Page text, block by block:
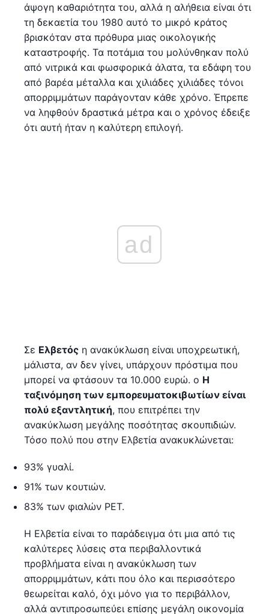
άψογη καθαριότητα του, αλλά η αλήθεια είναι ότι
τη δεκαετία του 1980 αυτό το μικρό κράτος
βρισκόταν στα πρόθυρα μιας οικολογικής
καταστροφής. Τα ποτάμια του μολύνθηκαν πολύ
από νιτρικά και φωσφορικά άλατα, τα εδάφη του
από βαρέα μέταλλα και χιλιάδες χιλιάδες τόνοι
απορριμμάτων παράγονταν κάθε χρόνο. Έπρεπε
να ληφθούν δραστικά μέτρα και ο χρόνος έδειξε
ότι αυτή ήταν η καλύτερη επιλογή.
ad
Σε Ελβετός η ανακύκλωση είναι υποχρεωτική,
μάλιστα, αν δεν γίνει, υπάρχουν πρόστιμα που
μπορεί να φτάσουν τα 10.000 ευρώ. ο Η
ταξινόμηση των εμπορευματοκιβωτίων είναι
πολύ εξαντλητική, που επιτρέπει την
ανακύκλωση μεγάλης ποσότητας σκουπιδιών.
Τόσο πολύ που στην Ελβετία ανακυκλώνεται:
93% γυαλί.
91% των κουτιών.
83% των φιαλών PET.
Η Ελβετία είναι το παράδειγμα ότι μια από τις
καλύτερες λύσεις στα περιβαλλοντικά
προβλήματα είναι η ανακύκλωση των
απορριμμάτων, κάτι που όλο και περισσότερο
θεωρείται καλό, όχι μόνο για το περιβάλλον,
αλλά αντιπροσωπεύει επίσης μεγάλη οικονομία